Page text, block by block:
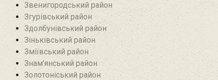
Звенигородський район
Згурівський район
Здолбунівський район‎
Зіньківський район‎
Зміївський район
Знам’янський район
Золотоніський район